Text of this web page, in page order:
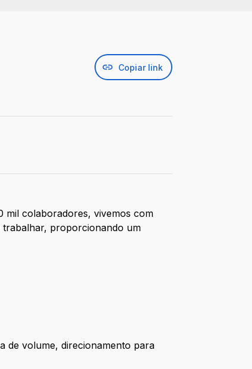
Copiar link
mil colaboradores, vivemos com
trabalhar, proporcionando um
de volume, direcionamento para